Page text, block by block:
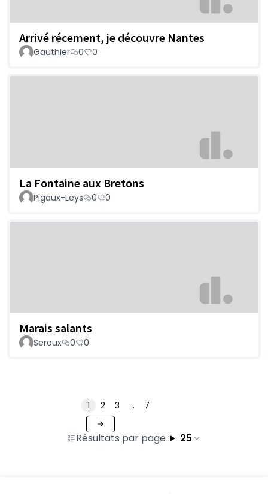
Arrivé récement, je découvre Nantes
Gauthier 0 0
La Fontaine aux Bretons
Pigaux-Leys 0 0
Marais salants
Seroux 0 0
Résultats par page : 25
1 2 3 … 7